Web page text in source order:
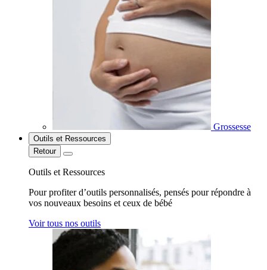
Grossesse
Outils et Ressources
Retour
Outils et Ressources
Pour profiter d’outils personnalisés, pensés pour répondre à
vos nouveaux besoins et ceux de bébé
Voir tous nos outils